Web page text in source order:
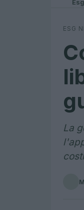
ESG
La